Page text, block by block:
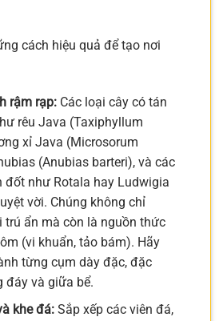
cách hiệu quả để tạo nơi
rậm rạp:Các loại cây có tán
rêu Java (Taxiphyllum
xỉ Java (Microsorum
(Anubias barteri), và các
đốt như Rotala hay Ludwigia
vời. Chúng không chỉ
trú ẩn mà còn là nguồn thức
(vi khuẩn, tảo bám). Hãy
từng cụm dày đặc, đặc
đáy và giữa bể.
khe đá:Sắp xếp các viên đá,